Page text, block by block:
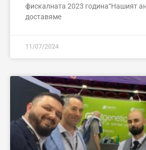
фискалната 2023 година“Нашият
доставяме
11/07/2024